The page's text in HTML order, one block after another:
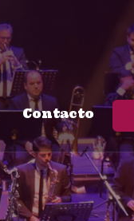
Contacto